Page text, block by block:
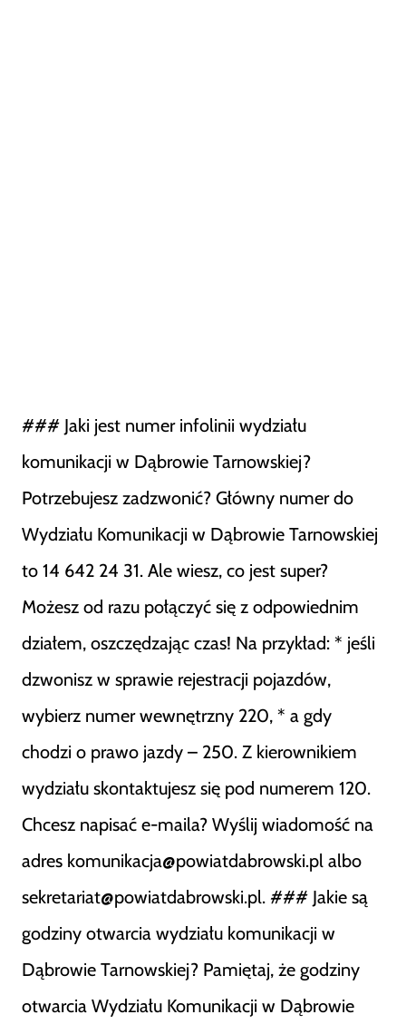
### Jaki jest numer infolinii wydziału
komunikacji w Dąbrowie Tarnowskiej?
Potrzebujesz zadzwonić? Główny numer do
Wydziału Komunikacji w Dąbrowie Tarnowskiej
to 14 642 24 31. Ale wiesz, co jest super?
Możesz od razu połączyć się z odpowiednim
działem, oszczędzając czas! Na przykład: * jeśli
dzwonisz w sprawie rejestracji pojazdów,
wybierz numer wewnętrzny 220, * a gdy
chodzi o prawo jazdy – 250. Z kierownikiem
wydziału skontaktujesz się pod numerem 120.
Chcesz napisać e-maila? Wyślij wiadomość na
adres komunikacja@powiatdabrowski.pl albo
sekretariat@powiatdabrowski.pl. ### Jakie są
godziny otwarcia wydziału komunikacji w
Dąbrowie Tarnowskiej? Pamiętaj, że godziny
otwarcia Wydziału Komunikacji w Dąbrowie